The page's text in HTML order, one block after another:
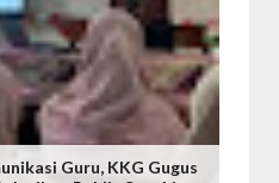
Guru, KKG Gugus